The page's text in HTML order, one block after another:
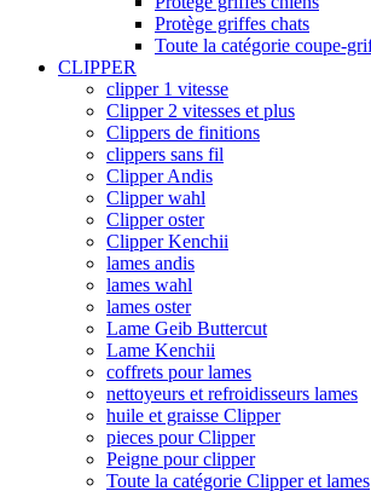
Protège griffes chats
Toute la catégorie coupe-
CLIPPER
clipper 1 vitesse
Clipper 2 vitesses et plus
Clippers de finitions
clippers sans fil
Clipper Andis
Clipper wahl
Clipper oster
Clipper Kenchii
lames andis
lames wahl
lames oster
Lame Geib Buttercut
Lame Kenchii
coffrets pour lames
nettoyeurs et refroidisseurs lames
huile et graisse Clipper
pieces pour Clipper
Peigne pour clipper
Toute la catégorie Clipper et lames